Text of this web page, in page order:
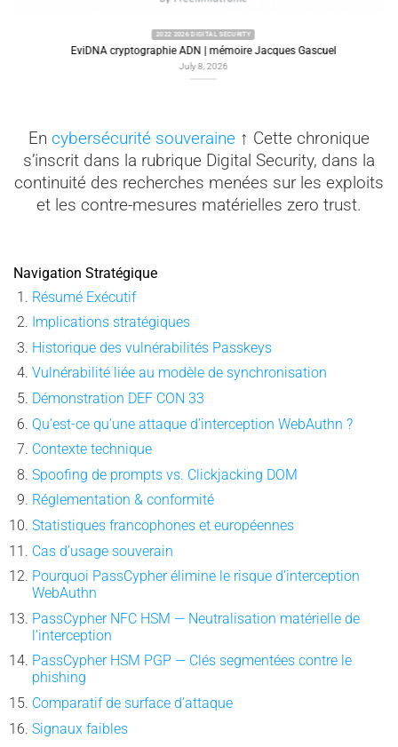
2022 2026 DIGITAL SECURITY
EviDNA cryptographie ADN | mémoire Jacques Gascuel
July 8, 2026
En cybersécurité souveraine ↑ Cette chronique
s’inscrit dans la rubrique Digital Security, dans la
continuité des recherches menées sur les exploits
et les contre-mesures matérielles zero trust.
Navigation Stratégique
Résumé Exécutif
Implications stratégiques
Historique des vulnérabilités Passkeys
Vulnérabilité liée au modèle de synchronisation
Démonstration DEF CON 33
Qu’est-ce qu’une attaque d’interception WebAuthn ?
Contexte technique
Spoofing de prompts vs. Clickjacking DOM
Réglementation & conformité
Statistiques francophones et européennes
Cas d’usage souverain
Pourquoi PassCypher élimine le risque d’interception
WebAuthn
PassCypher NFC HSM — Neutralisation matérielle de
l’interception
PassCypher HSM PGP — Clés segmentées contre le
phishing
Comparatif de surface d’attaque
Signaux faibles